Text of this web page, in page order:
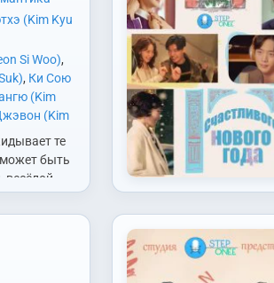
(Kim Kyu
Si Woo),
, Ки Сою
(Kim
(Kim
Hye Ja)
Ли
Hun),Ли
те
быть
весёлой,
Герои
живут на